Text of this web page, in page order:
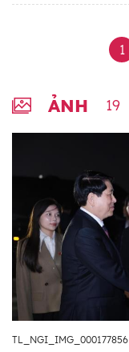
1
ẢNH 19
TL_NGI_IMG_000177856